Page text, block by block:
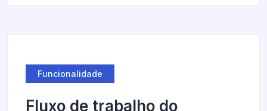
Funcionalidade
Fluxo de trabalho do